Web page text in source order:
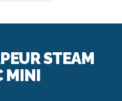
STEAM
MINI